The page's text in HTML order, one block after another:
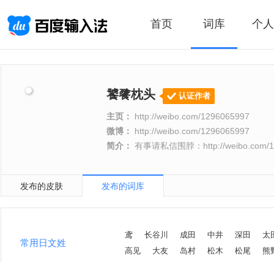
首页 词库 个
饕餮枕头 认证作者
主页：
http://weibo.com/1296065997
微博：
http://weibo.com/1296065997
简介： 有事请私信围脖：http://weibo.com/
发布的皮肤 发布的词库
常用日文姓
鸢 长谷川 成田 中井 深田
太
高见
大友 岛村 松木 松尾 熊